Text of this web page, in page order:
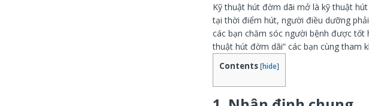
Kỹ thuật hút đờm dãi mở là kỹ thuật
tại thời điểm hút, người điều dưỡng
các bạn chăm sóc người bệnh được tốt
thuật hút đờm dãi” các bạn cùng tham
Contents [hide]